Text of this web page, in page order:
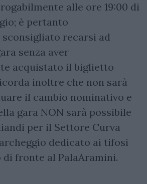
alle ore 19:00 di
è pertanto
recarsi ad
senza aver
acquistato il biglietto
inoltre che non sarà
il cambio nominativo e
gara NON sarà possibile
per il Settore Curva
dedicato ai tifosi
fronte al PalaAramini.